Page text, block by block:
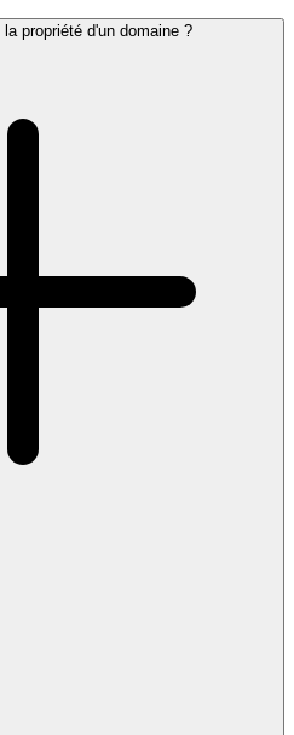
propriété d'un domaine ?